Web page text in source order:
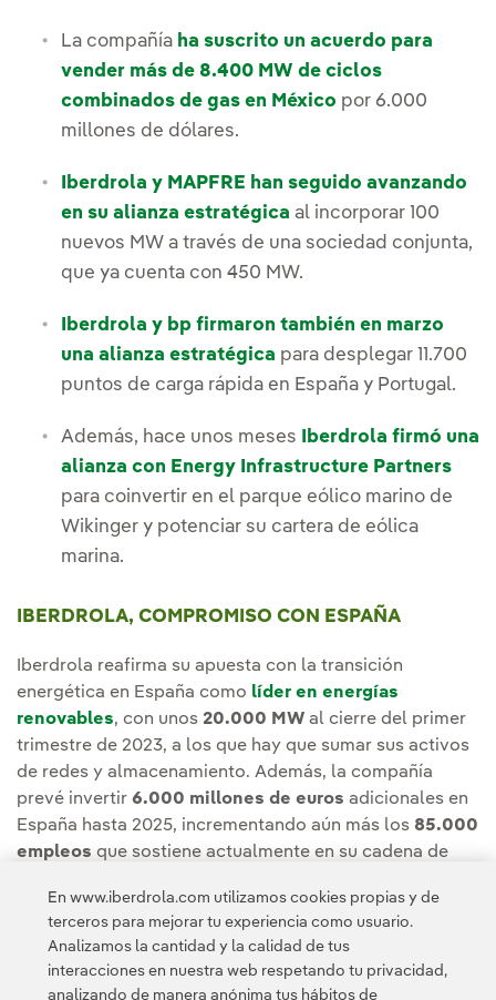
La compañía ha suscrito un acuerdo para
vender más de 8.400 MW de ciclos
combinados de gas en México por 6.000
millones de dólares.
Iberdrola y MAPFRE han seguido avanzando
en su alianza estratégica al incorporar 100
nuevos MW a través de una sociedad conjunta,
que ya cuenta con 450 MW.
Iberdrola y bp firmaron también en marzo
una alianza estratégica para desplegar 11.700
puntos de carga rápida en España y Portugal.
Además, hace unos meses
Iberdrola firmó una
alianza con Energy Infrastructure Partners
para coinvertir en el parque eólico marino de
Wikinger y potenciar su cartera de eólica
marina.
IBERDROLA, COMPROMISO CON ESPAÑA
Iberdrola reafirma su apuesta con la transición
energética en España como líder en energías
renovables, con unos 20.000 MW al cierre del primer
trimestre de 2023, a los que hay que sumar sus activos
de redes y almacenamiento. Además, la compañía
prevé invertir 6.000 millones de euros adicionales en
España hasta 2025, incrementando aún más los 85.000
empleos que sostiene actualmente en su cadena de
septiembre los170.000 millones de eurosen todo el
mundo.
En www.iberdrola.com utilizamos cookies propias y de
terceros para mejorar tu experiencia como usuario.
Analizamos la cantidad y la calidad de tus
interacciones en nuestra web respetando tu privacidad,
analizando de manera anónima tus hábitos de